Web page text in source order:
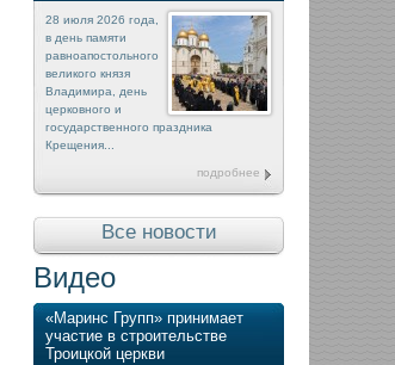
28 июля 2026 года,
в день памяти
равноапостольного
великого князя
Владимира, день
церковного и
государственного праздника
Крещения...
подробнее
Все новости
Видео
«Маринс Групп» принимает
участие в строительстве
Троицкой церкви